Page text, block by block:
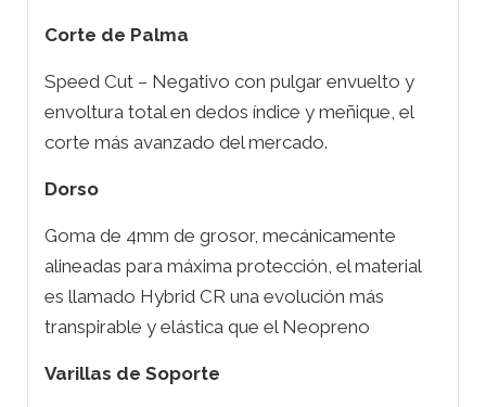
Corte de Palma
Speed Cut – Negativo con pulgar envuelto y
envoltura total en dedos índice y meñique, el
corte más avanzado del mercado.
Dorso
Goma de 4mm de grosor, mecánicamente
alineadas para máxima protección, el material
es llamado Hybrid CR una evolución más
transpirable y elástica que el Neopreno
Varillas de Soporte